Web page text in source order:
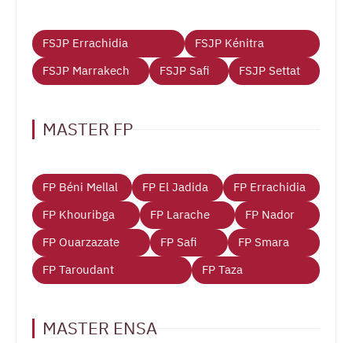
FSJP Errachidia
FSJP Kénitra
FSJP Marrakech
FSJP Safi FSJP Settat
MASTER FP
FP Béni Mellal FP El Jadida
FP Errachidia
FP Khouribga
FP Larache
FP Nador
FP Ouarzazate
FP Safi
FP Smara
FP Taroudant
FP Taza
MASTER ENSA